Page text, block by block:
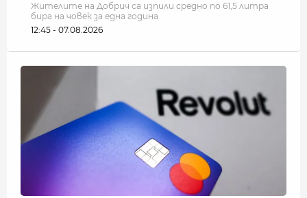
Жителите на Добрич са изпили средно по 61,5 литра
бира на човек за една година
12:45 - 07.08.2026